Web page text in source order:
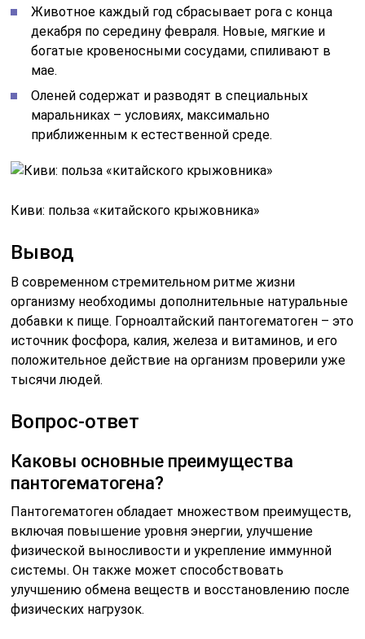
Животное каждый год сбрасывает рога с конца
декабря по середину февраля. Новые, мягкие и
богатые кровеносными сосудами, спиливают в
мае.
Оленей содержат и разводят в специальных
маральниках – условиях, максимально
приближенным к естественной среде.
Киви: польза «китайского крыжовника»
Вывод
В современном стремительном ритме жизни
организму необходимы дополнительные натуральные
добавки к пище. Горноалтайский пантогематоген – это
источник фосфора, калия, железа и витаминов, и его
положительное действие на организм проверили уже
тысячи людей.
Вопрос-ответ
Каковы основные преимущества
пантогематогена?
Пантогематоген обладает множеством преимуществ,
включая повышение уровня энергии, улучшение
физической выносливости и укрепление иммунной
системы. Он также может способствовать
улучшению обмена веществ и восстановлению после
физических нагрузок.